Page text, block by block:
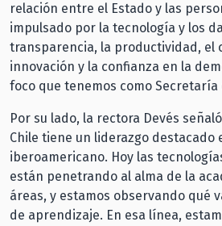
relación entre el Estado y las
impulsado por la tecnología y los
transparencia, la productividad, el
innovación y la confianza en la
foco que tenemos como Secretaría
Por su lado, la rectora Devés
Chile tiene un liderazgo destacado
iberoamericano. Hoy las
están penetrando al alma de la
áreas, y estamos observando qué
de aprendizaje. En esa línea,